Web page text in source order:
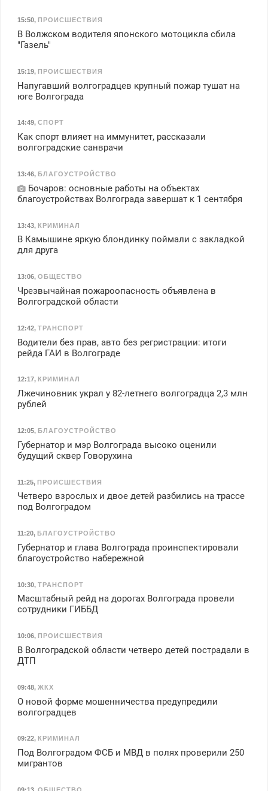
15:50, ПРОИСШЕСТВИЯ
В Волжском водителя японского мотоцикла сбила
"Газель"
15:19, ПРОИСШЕСТВИЯ
Напугавший волгоградцев крупный пожар тушат на
юге Волгограда
14:49, СПОРТ
Как спорт влияет на иммунитет, рассказали
волгоградские санврачи
13:46, БЛАГОУСТРОЙСТВО
Бочаров: основные работы на объектах
благоустройствах Волгограда завершат к 1 сентября
13:43, КРИМИНАЛ
В Камышине яркую блондинку поймали с закладкой
для друга
13:06, ОБЩЕСТВО
Чрезвычайная пожароопасность объявлена в
Волгоградской области
12:42, ТРАНСПОРТ
Водители без прав, авто без регристрации: итоги
рейда ГАИ в Волгограде
12:17, КРИМИНАЛ
Лжечиновник украл у 82-летнего волгоградца 2,3 млн
рублей
12:05, БЛАГОУСТРОЙСТВО
Губернатор и мэр Волгограда высоко оценили
будущий сквер Говорухина
11:25, ПРОИСШЕСТВИЯ
Четверо взрослых и двое детей разбились на трассе
под Волгоградом
11:20, БЛАГОУСТРОЙСТВО
Губернатор и глава Волгограда проинспектировали
благоустройство набережной
10:30, ТРАНСПОРТ
Масштабный рейд на дорогах Волгограда провели
сотрудники ГИББД
10:06, ПРОИСШЕСТВИЯ
В Волгоградской области четверо детей пострадали в
ДТП
09:48, ЖКХ
О новой форме мошенничества предупредили
волгоградцев
09:22, КРИМИНАЛ
Под Волгоградом ФСБ и МВД в полях проверили 250
мигрантов